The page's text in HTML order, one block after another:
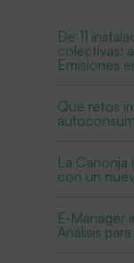
De 11
colectivas:
Emisiones
Qué retos
La Canonja
con un
Análisis